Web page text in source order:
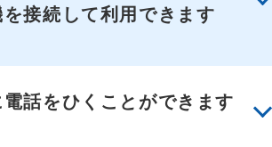
を接続して利用できます
電話をひくことができます